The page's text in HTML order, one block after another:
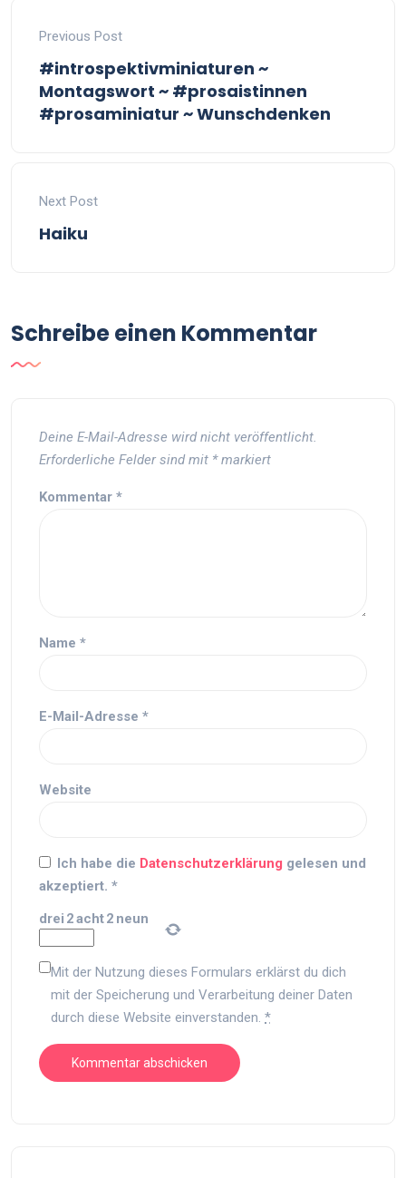
Previous Post
#introspektivminiaturen ~
Montagswort ~ #prosaistinnen
#prosaminiatur ~ Wunschdenken
Next Post
Haiku
Schreibe einen Kommentar
Deine E-Mail-Adresse wird nicht veröffentlicht.
Erforderliche Felder sind mit *markiert
Kommentar *
Name *
E-Mail-Adresse *
Website
Ich habe die Datenschutzerklärung gelesen und
akzeptiert. *
drei 2acht2 neun
Mit der Nutzung dieses Formulars erklärst du dich
mit der Speicherung und Verarbeitung deiner Daten
durch diese Website einverstanden. *